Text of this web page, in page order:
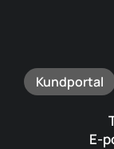
Kundportal
E-